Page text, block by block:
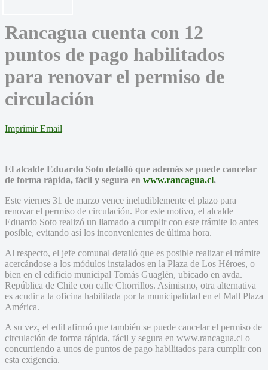
Rancagua cuenta con 12
puntos de pago habilitados
para renovar el permiso de
circulación
Imprimir Email
El alcalde Eduardo Soto detalló que además se puede cancelar
de forma rápida, fácil y segura en www.rancagua.cl.
Este viernes 31 de marzo vence ineludiblemente el plazo para
renovar el permiso de circulación. Por este motivo, el alcalde
Eduardo Soto realizó un llamado a cumplir con este trámite lo antes
posible, evitando así los inconvenientes de última hora.
Al respecto, el jefe comunal detalló que es posible realizar el trámite
acercándose a los módulos instalados en la Plaza de Los Héroes, o
bien en el edificio municipal Tomás Guaglén, ubicado en avda.
República de Chile con calle Chorrillos. Asimismo, otra alternativa
es acudir a la oficina habilitada por la municipalidad en el Mall Plaza
América.
A su vez, el edil afirmó que también se puede cancelar el permiso de
circulación de forma rápida, fácil y segura en www.rancagua.cl o
concurriendo a unos de puntos de pago habilitados para cumplir con
esta exigencia.